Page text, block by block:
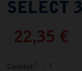
SELECT
22,35 €
Cantidad